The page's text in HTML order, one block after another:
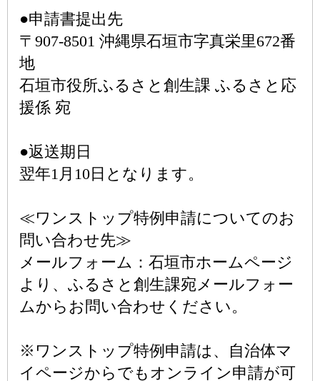
●申請書提出先
〒907-8501 沖縄県石垣市字真栄里672番
地
石垣市役所ふるさと創生課 ふるさと応
援係 宛
●返送期日
翌年1月10日となります。
≪ワンストップ特例申請についてのお
問い合わせ先≫
メールフォーム：石垣市ホームページ
より、ふるさと創生課宛メールフォー
ムからお問い合わせください。
※ワンストップ特例申請は、自治体マ
イページからでもオンライン申請が可